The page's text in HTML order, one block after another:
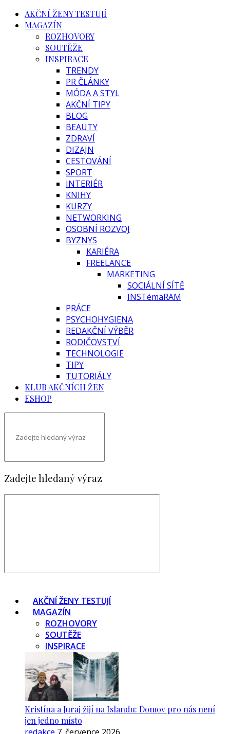
AKČNÍ ŽENY TESTUJÍ
MAGAZÍN
ROZHOVORY
SOUTĚŽE
INSPIRACE
TRENDY
PR ČLÁNKY
MÓDA A STYL
AKČNÍ TIPY
BLOG
BEAUTY
ZDRAVÍ
DIZAJN
CESTOVÁNÍ
SPORT
INTERIÉR
KNIHY
KURZY
NETWORKING
OSOBNÍ ROZVOJ
BYZNYS
KARIÉRA
FREELANCE
MARKETING
SOCIÁLNÍ SÍTĚ
INSTémaRAM
PRÁCE
PSYCHOHYGIENA
REDAKČNÍ VÝBĚR
RODIČOVSTVÍ
TECHNOLOGIE
TIPY
TUTORIÁLY
KLUB AKČNÍCH ŽEN
ESHOP
Zadejte hledaný výraz
AKČNÍ ŽENY TESTUJÍ
MAGAZÍN
ROZHOVORY
SOUTĚŽE
INSPIRACE
Kristína a Juraj žijí na Islandu: Domov pro nás není
jen jedno místo